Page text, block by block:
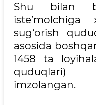
Shu bilan
iste’molchiga
sug‘orish
asosida
1458 ta
quduqlari)
imzolangan.